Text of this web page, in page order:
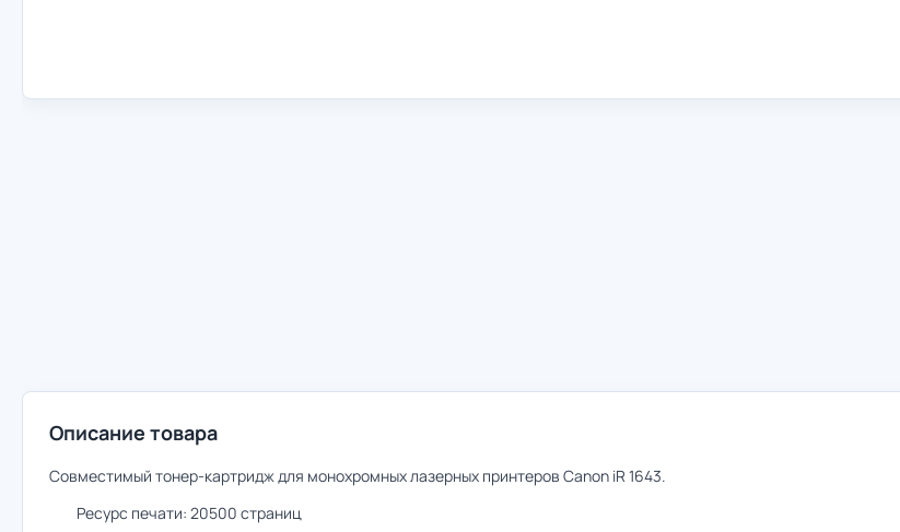
Описание товара
Совместимый тонер-картридж для монохромных лазерных принтеров Canon iR 1643.
Ресурс печати: 20500 страниц